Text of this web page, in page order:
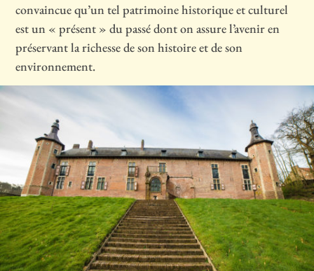
convaincue qu’un tel patrimoine historique et culturel
est un « présent » du passé dont on assure l’avenir en
préservant la richesse de son histoire et de son
environnement.